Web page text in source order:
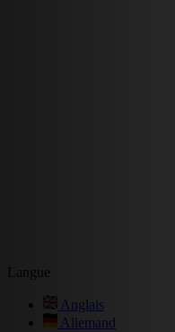
Langue
Anglais
Allemand